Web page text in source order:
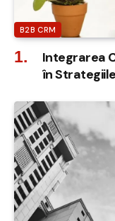
B2B CRM
Integrarea
în